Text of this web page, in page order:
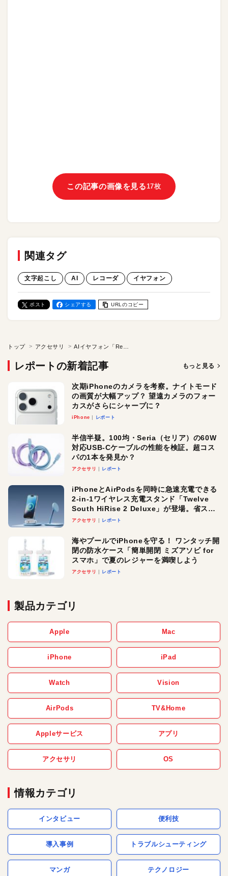
この記事の画像を見る 17枚
関連タグ
文字起こし AI レコーダ イヤフォン
ポスト シェアする URLのコピー
トップ アクセサリ
レポートの新着記事 もっと見る
次期iPhoneのカメラを考察。ナイトモード
の画質が大幅アップ？ 望遠カメラのフォー
カスがさらにシャープに？
iPhone レポート
半信半疑。100均・Seria（セリア）の60W
対応USB-Cケーブルの性能を検証。超コス
パの1本を発見か？
アクセサリ レポート
iPhoneとAirPodsを同時に急速充電できる
2-in-1ワイヤレス充電スタンド「Twelve
South HiRise 2 Deluxe」が登場。省スペ
ースでおしゃれに充電したい人にオスス
アクセサリ レポート
海やプールでiPhoneを守る！ ワンタッチ開
閉の防水ケース「簡単開閉 ミズアソビ for
スマホ」で夏のレジャーを満喫しよう
アクセサリ レポート
製品カテゴリ
Apple Mac
iPhone iPad
Watch Vision
AirPods TV&Home
Appleサービス アプリ
アクセサリ OS
情報カテゴリ
インタビュー 便利技
導入事例 トラブルシューティング
マンガ テクノロジー